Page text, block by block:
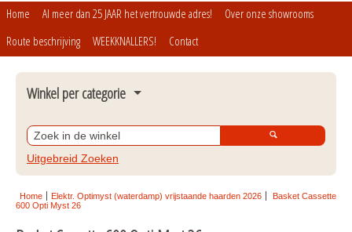
Home Al meer dan 25 JAAR het vertrouwde adres!
Over onze showrooms
Route beschrijving
WEEKKNALLERS! Contact
Winkel per categorie
Bio ethanol branders en inbouwunits Xaralyn 2026
Bio ethanol brander inclusief schouw of meubel Xaralyn
Fires 2026
Bio ethanol brander vrijstaand, wandhaarden,
sfeerlantaarns Xaralyn 2026
Uitgebreid Zoeken
Home Elektr. Optimyst (waterdamp) vrijstaande haarden 2026
Basket Cassette
600 Opti Myst 26